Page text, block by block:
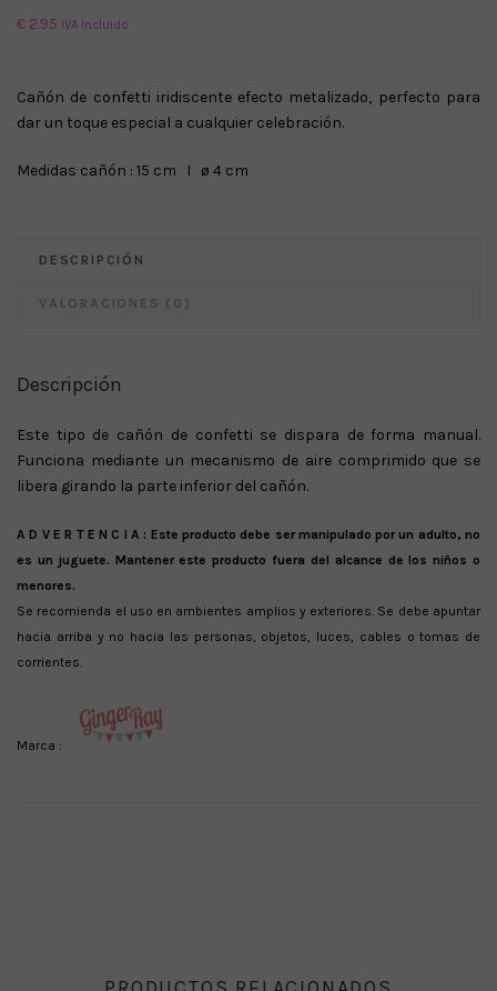
€ 2.95 IVA Incluido
Cañón de confetti iridiscente efecto metalizado, perfecto para
dar un toque especial a cualquier celebración.
Medidas cañón : 15 cm I ø 4 cm
DESCRIPCIÓN
VALORACIONES (0)
Descripción
Este tipo de cañón de confetti se dispara de forma manual.
Funciona mediante un mecanismo de aire comprimido que se
libera girando la parte inferior del cañón.
A D V E R T E N C I A : Este producto debe ser manipulado por un adulto, no
es un juguete. Mantener este producto fuera del alcance de los niños o
menores.
Se recomienda el uso en ambientes amplios y exteriores. Se debe apuntar
hacia arriba y no hacia las personas, objetos, luces, cables o tomas de
corrientes.
Marca :